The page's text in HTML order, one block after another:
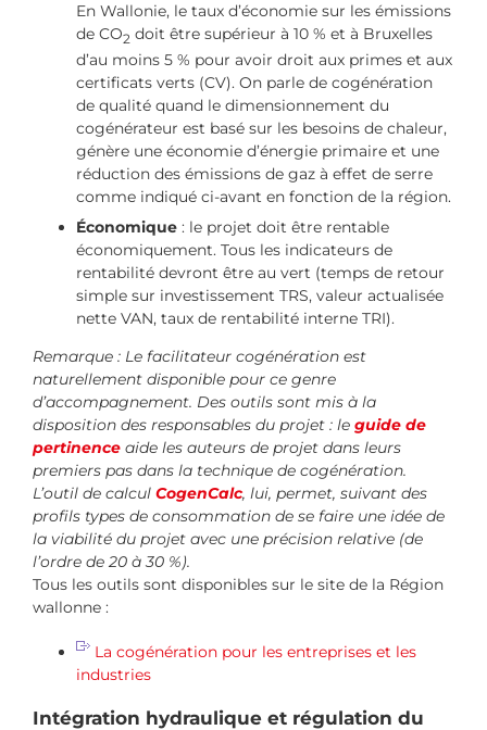
En Wallonie, le taux d’économie sur les émissions
de CO2 doit être supérieur à 10 % et à Bruxelles
d’au moins 5 % pour avoir droit aux primes et aux
certificats verts (CV). On parle de cogénération
de qualité quand le dimensionnement du
cogénérateur est basé sur les besoins de chaleur,
génère une économie d’énergie primaire et une
réduction des émissions de gaz à effet de serre
comme indiqué ci-avant en fonction de la région.
Économique : le projet doit être rentable
économiquement. Tous les indicateurs de
rentabilité devront être au vert (temps de retour
simple sur investissement TRS, valeur actualisée
nette VAN, taux de rentabilité interne TRI).
Remarque : Le facilitateur cogénération est
naturellement disponible pour ce genre
d’accompagnement. Des outils sont mis à la
disposition des responsables du projet : le guide de
pertinence aide les auteurs de projet dans leurs
premiers pas dans la technique de cogénération.
L’outil de calcul CogenCalc, lui, permet, suivant des
profils types de consommation de se faire une idée de
la viabilité du projet avec une précision relative (de
l’ordre de 20 à 30 %).
Tous les outils sont disponibles sur le site de la Région
wallonne :
La cogénération pour les entreprises et les
industries
Intégration hydraulique et régulation du